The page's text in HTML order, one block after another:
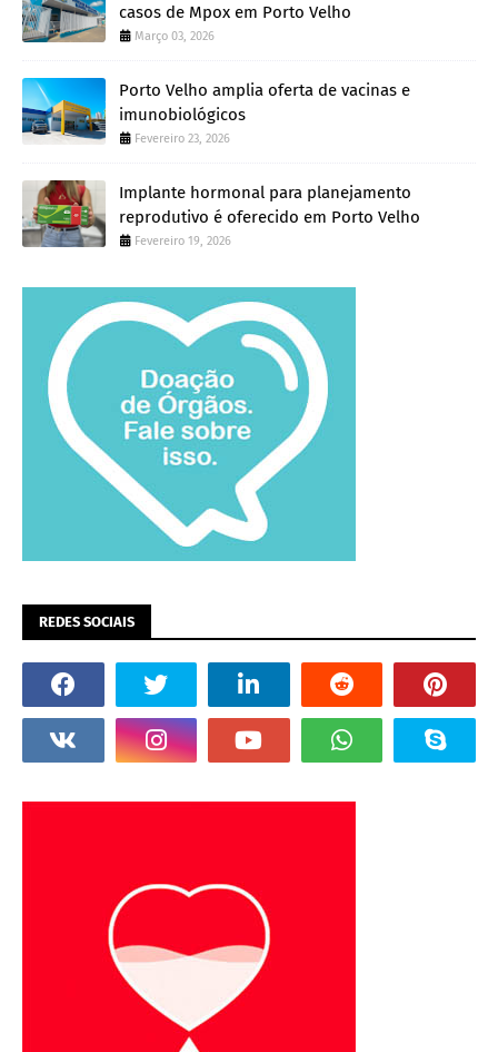
casos de Mpox em Porto Velho
Março 03, 2026
Porto Velho amplia oferta de vacinas e
imunobiológicos
Fevereiro 23, 2026
Implante hormonal para planejamento
reprodutivo é oferecido em Porto Velho
Fevereiro 19, 2026
REDES SOCIAIS